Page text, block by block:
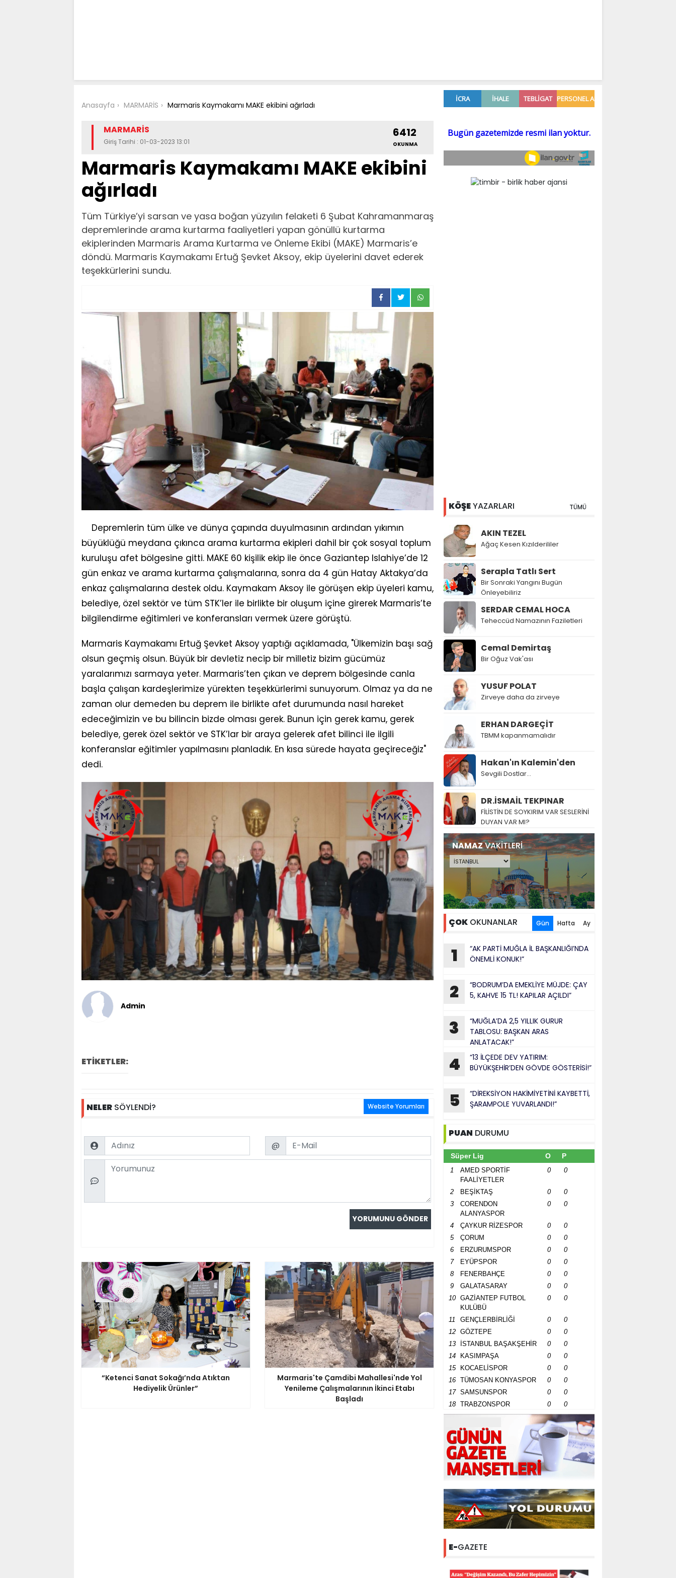
Anasayfa MARMARİS Marmaris Kaymakamı MAKE ekibini ağırladı
MARMARİS
Giriş Tarihi : 01-03-2023 13:01
6412
OKUNMA
Marmaris Kaymakamı MAKE ekibini
ağırladı
Tüm Türkiye’yi sarsan ve yasa boğan yüzyılın felaketi 6 Şubat Kahramanmaraş
depremlerinde arama kurtarma faaliyetleri yapan gönüllü kurtarma
ekiplerinden Marmaris Arama Kurtarma ve Önleme Ekibi (MAKE) Marmaris’e
döndü. Marmaris Kaymakamı Ertuğ Şevket Aksoy, ekip üyelerini davet ederek
teşekkürlerini sundu.
Depremlerin tüm ülke ve dünya çapında duyulmasının ardından yıkımın
büyüklüğü meydana çıkınca arama kurtarma ekipleri dahil bir çok sosyal toplum
kuruluşu afet bölgesine gitti. MAKE 60 kişilik ekip ile önce Gaziantep Islahiye’de 12
gün enkaz ve arama kurtarma çalışmalarına, sonra da 4 gün Hatay Aktakya’da
enkaz çalışmalarına destek oldu. Kaymakam Aksoy ile görüşen ekip üyeleri kamu,
belediye, özel sektör ve tüm STK’ler ile birlikte bir oluşum içine girerek Marmaris’te
bilgilendirme eğitimleri ve konferansları vermek üzere görüştü.
Marmaris Kaymakamı Ertuğ Şevket Aksoy yaptığı açıklamada, "Ülkemizin başı sağ
olsun geçmiş olsun. Büyük bir devletiz necip bir milletiz bizim gücümüz
yaralarımızı sarmaya yeter. Marmaris’ten çıkan ve deprem bölgesinde canla
başla çalışan kardeşlerimize yürekten teşekkürlerimi sunuyorum. Olmaz ya da ne
zaman olur demeden bu deprem ile birlikte afet durumunda nasıl hareket
edeceğimizin ve bu bilincin bizde olması gerek. Bunun için gerek kamu, gerek
belediye, gerek özel sektör ve STK’lar bir araya gelerek afet bilinci ile ilgili
konferanslar eğitimler yapılmasını planladık. En kısa sürede hayata geçireceğiz"
dedi.
Admin
ETİKETLER:
NELER SÖYLENDİ? Website Yorumları
Name Email
@
Comment
“Ketenci Sanat Sokağı’nda Atıktan
Hediyelik Ürünler”
Marmaris'te Çamdibi Mahallesi'nde Yol
Yenileme Çalışmalarının İkinci Etabı
Başladı
KÖŞEYAZARLARI TÜMÜ
AKIN TEZEL
Ağaç Kesen Kızılderililer
Serapla Tatlı Sert
Bir Sonraki Yangını Bugün
Önleyebiliriz
SERDAR CEMAL HOCA
Teheccüd Namazının Faziletleri
Cemal Demirtaş
Bir Oğuz Vak'ası
YUSUF POLAT
Zirveye daha da zirveye
ERHAN DARGEÇİT
TBMM kapanmamalıdır
Hakan'ın Kalemin'den
Sevgili Dostlar...
DR.İSMAİL TEKPINAR
FİLİSTİN DE SOYKIRIM VAR SESLERİNİ
DUYAN VAR MI?
NAMAZVAKİTLERİ
ÇOK OKUNANLAR Gün Hafta Ay
1
“AK PARTİ MUĞLA İL BAŞKANLIĞI’NDA
ÖNEMLİ KONUK!”
2
“BODRUM’DA EMEKLİYE MÜJDE: ÇAY
5, KAHVE 15 TL! KAPILAR AÇILDI”
3
“MUĞLA’DA 2,5 YILLIK GURUR
TABLOSU: BAŞKAN ARAS
ANLATACAK!”
4
“13 İLÇEDE DEV YATIRIM:
BÜYÜKŞEHİR’DEN GÖVDE GÖSTERİSİ!”
5
“DİREKSİYON HAKİMİYETİNİ KAYBETTİ,
ŞARAMPOLE YUVARLANDI!”
PUAN DURUMU
Süper Lig O P
1
AMED SPORTİF
FAALİYETLER
0 0
2 BEŞİKTAŞ 0
0
3
CORENDON
ALANYASPOR
0 0
4 ÇAYKUR RİZESPOR 0
0
5
ÇORUM 0
0
6
ERZURUMSPOR 0
0
7
EYÜPSPOR 0
0
8
FENERBAHÇE 0
0
9
GALATASARAY 0
0
10
GAZİANTEP FUTBOL
KULÜBÜ
0 0
11 GENÇLERBİRLİĞİ 0
0
12
GÖZTEPE 0
0
13
İSTANBUL BAŞAKŞEHİR 0
0
14
KASIMPAŞA 0
0
15
KOCAELİSPOR 0
0
16
TÜMOSAN KONYASPOR 0
0
17
SAMSUNSPOR 0
0
18
TRABZONSPOR 0 0
E-GAZETE